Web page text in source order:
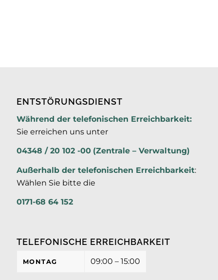
ENTSTÖRUNGSDIENST
Während der telefonischen Erreichbarkeit:
Sie erreichen uns unter
04348 / 20 102 -00 (Zentrale – Verwaltung)
Außerhalb der telefonischen Erreichbarkeit:
Wählen Sie bitte die
0171-68 64 152
TELEFONISCHE ERREICHBARKEIT
MONTAG 09:00 – 15:00